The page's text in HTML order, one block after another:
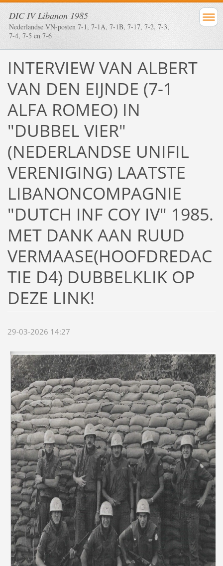
DIC IV Libanon 1985
Nederlandse VN-posten 7-1, 7-1A, 7-1B, 7-17, 7-2, 7-3,
7-4, 7-5 en 7-6
INTERVIEW VAN ALBERT
VAN DEN EIJNDE (7-1
ALFA ROMEO) IN
"DUBBEL VIER"
(NEDERLANDSE UNIFIL
VERENIGING) LAATSTE
LIBANONCOMPAGNIE
"DUTCH INF COY IV" 1985.
MET DANK AAN RUUD
VERMAASE(HOOFDREDAC
TIE D4) DUBBELKLIK OP
DEZE LINK!
29-03-2026 14:27